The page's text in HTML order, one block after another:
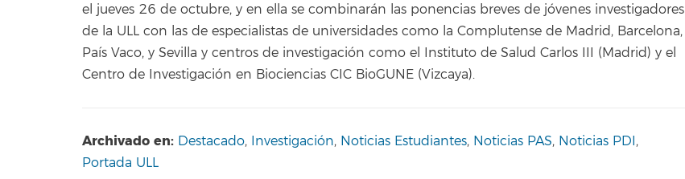
el jueves 26 de octubre, y en ella se combinarán las ponencias breves de jóvenes investigadores
de la ULL con las de especialistas de universidades como la Complutense de Madrid, Barcelona,
País Vaco, y Sevilla y centros de investigación como el Instituto de Salud Carlos III (Madrid) y el
Centro de Investigación en Biociencias CIC BioGUNE (Vizcaya).
Archivado en: Destacado, Investigación, Noticias Estudiantes, Noticias PAS, Noticias PDI,
Portada ULL